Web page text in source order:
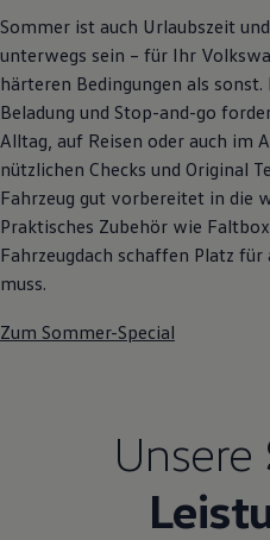
California Club
California Magazin
Vanlife
Ratgeber
Routen & Reisen
California Reisen &
California App
California Lifestyle
Übernachten im
Marke
Unternehmen
Karriere
Kunden
75 Jahre Bulli
Bulli Magazin
Sommer ist auch Urlaubszeit
unterwegs sein – für Ihr
härteren Bedingungen als
Beladung und Stop-and-go
Alltag, auf Reisen oder auch im
nützlichen Checks und Original
Fahrzeug gut vorbereitet in die
Praktisches Zubehör wie
Fahrzeugdach schaffen Platz
muss.
Zum Sommer-Special
Unsere